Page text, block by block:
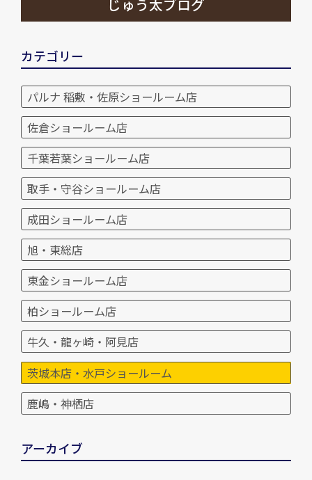
じゅう太ブログ
カテゴリー
パルナ 稲敷・佐原ショールーム店
佐倉ショールーム店
千葉若葉ショールーム店
取手・守谷ショールーム店
成田ショールーム店
旭・東総店
東金ショールーム店
柏ショールーム店
牛久・龍ヶ崎・阿見店
茨城本店・水戸ショールーム
鹿嶋・神栖店
アーカイブ